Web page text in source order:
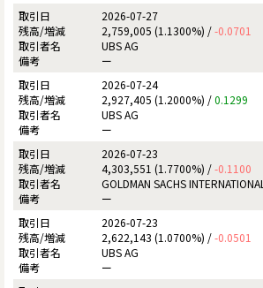
2026-07-27
2,759,005 (1.1300%) /-0.0701
UBS AG
ー
2026-07-24
2,927,405 (1.2000%) /0.1299
UBS AG
ー
2026-07-23
4,303,551 (1.7700%) /-0.1100
GOLDMAN SACHS INTERNATIONAL
ー
2026-07-23
2,622,143 (1.0700%) /-0.0501
UBS AG
ー